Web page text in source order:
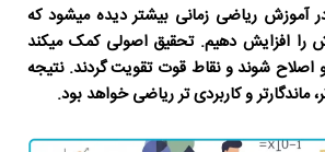
آموزش ریاضی زمانی بیشتر دیده میشود که
را افزایش دهیم. تحقیق اصولی کمک میکند
شوند و نقاط قوت تقویت گردند. نتیجه
ماندگارتر و کاربردی تر ریاضی خواهد بود.